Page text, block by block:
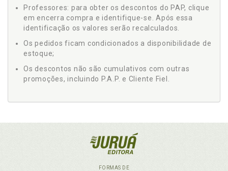
Professores: para obter os descontos do PAP, clique
em encerra compra e identifique-se. Após essa
identificação os valores serão recalculados.
Os pedidos ficam condicionados a disponibilidade de
estoque;
Os descontos não são cumulativos com outras
promoções, incluindo P.A.P. e Cliente Fiel.
FORMAS DE